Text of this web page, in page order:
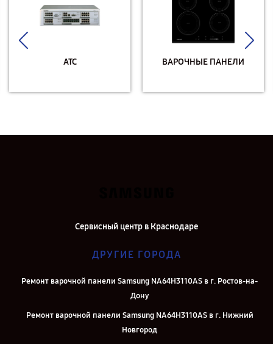
АТС ВАРОЧНЫЕ ПАНЕЛИ
Сервисный центр в Краснодаре
ДРУГИЕ ГОРОДА
Ремонт варочной панели Samsung NA64H3110AS в г. Ростов-на-
Дону
Ремонт варочной панели Samsung NA64H3110AS в г. Нижний
Новгород